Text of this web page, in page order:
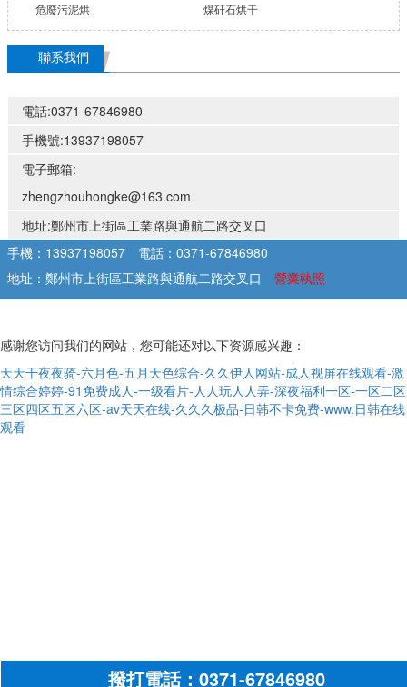
危廢污泥烘
煤矸石烘干
聯系我們
電話:0371-67846980
手機號:13937198057
電子郵箱:
zhengzhouhongke@163.com
地址:鄭州市上街區工業路與通航二路交叉口
手機：13937198057
電話：0371-67846980
地址：鄭州市上街區工業路與通航二路交叉口
營業執照
撥打電話：0371-67846980
感谢您访问我们的网站，您可能还对以下资源感兴趣：
天天干夜夜骑-六月色-五月天色综合-久久伊人网站-成人视屏在线观看-激
情综合婷婷-91免费成人-一级看片-人人玩人人弄-深夜福利一区-一区二区
三区四区五区六区-av天天在线-久久久极品-日韩不卡免费-www.日韩在线
观看